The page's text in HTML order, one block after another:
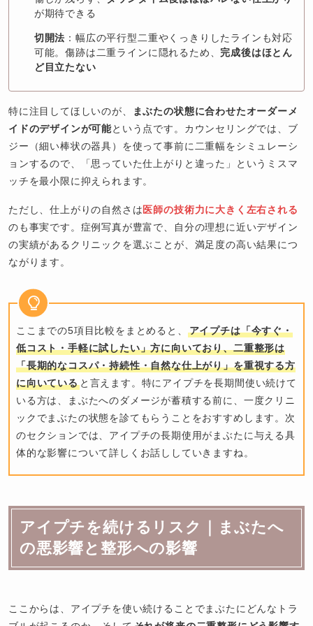
が期待できる
切開法 ：幅広の平行型二重やくっきりしたラインも対応
可能。傷跡は二重ラインに隠れるため、 完成後はほとん
ど目立たない
特に注目してほしいのが、
まぶたの状態に合わせたオーダーメ
イドのデザインが可能という点です。カウンセリングでは、ブ
ジー（細い棒状の器具）を使って事前に二重幅をシミュレーシ
ョンするので、「思っていた仕上がりと違った」というミスマ
ッチを最小限に抑えられます。
ただし、仕上がりの自然さは医師の技術力に大きく左右される
のも事実です。症例写真が豊富で、自分の理想に近いデザイン
の実績があるクリニックを選ぶことが、満足度の高い結果につ
ながります。
ここまでの5項目比較をまとめると、
アイプチは「今すぐ・
低コスト・手軽に試したい」方に向いており、二重整形は
「長期的なコスパ・持続性・自然な仕上がり」を重視する方
に向いていると言えます。特にアイプチを長期間使い続けて
いる方は、まぶたへのダメージが蓄積する前に、一度クリニ
ックでまぶたの状態を診てもらうことをおすすめします。次
のセクションでは、アイプチの長期使用がまぶたに与える具
体的な影響について詳しくお話ししていきますね。
アイプチを続けるリスク｜まぶたへ
の悪影響と整形への影響
ここからは、アイプチを使い続けることでまぶたにどんなトラ